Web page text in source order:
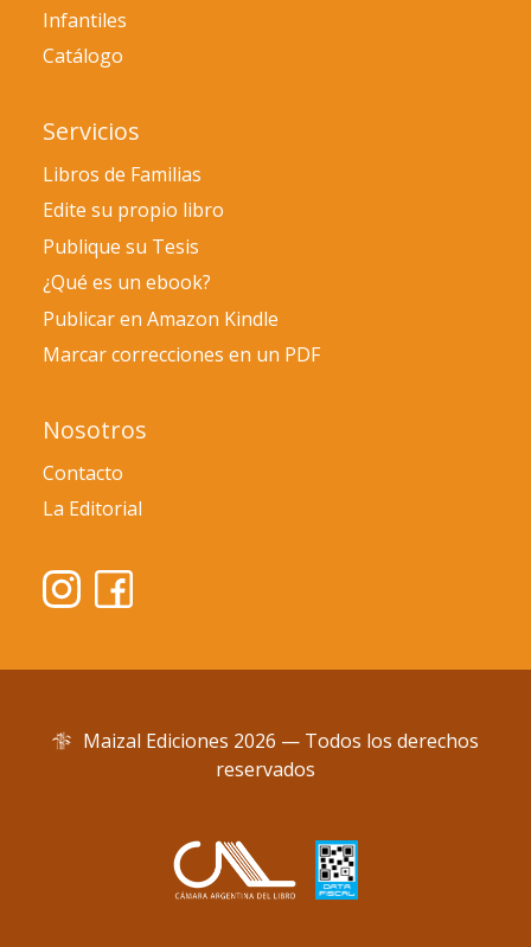
Infantiles
Catálogo
Servicios
Libros de Familias
Edite su propio libro
Publique su Tesis
¿Qué es un ebook?
Publicar en Amazon Kindle
Marcar correcciones en un PDF
Nosotros
Contacto
La Editorial
Maizal Ediciones 2026 — Todos los derechos
reservados